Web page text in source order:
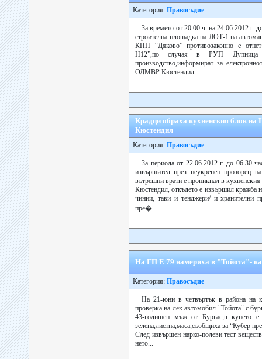
Категория: Правосъдие
За времето от 20.00 ч. на 24.06.2012 г.
строителна площадка на ЛОТ-1 на
КПП “Дяково” противозаконно е
Н12”,по случая в РУП Дупница
производство,информират за
ОДМВР Кюстендил.
Крадци обраха кухненския блок на
Кюстендил
Категория: Правосъдие
За периода от 22.06.2012 г. до 06.30
извършител през неукрепен прозорец
вътрешни врати е проникнал в
Кюстендил, откъдето е извършил кражба
чинии, тави и тенджери/ и хранителни
пре�...
На ГП Е 79 намериха в "Тойота"-
Категория: Правосъдие
На 21-юни в четвъртък в района на
проверка на лек автомобил "Тойота" с
43-годишен мъж от Бургас,в купето е
зелена,листна,маса,съобщиха за “Кубер
След извършен нарко-полеви тест
нето...